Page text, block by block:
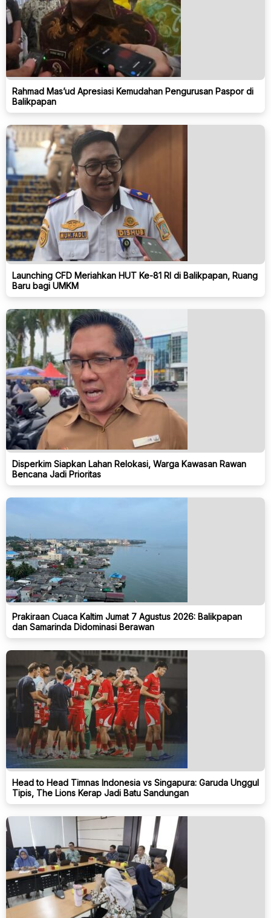
Rahmad Mas’ud Apresiasi Kemudahan Pengurusan Paspor di
Balikpapan
Launching CFD Meriahkan HUT Ke-81 RI di Balikpapan, Ruang
Baru bagi UMKM
Disperkim Siapkan Lahan Relokasi, Warga Kawasan Rawan
Bencana Jadi Prioritas
Prakiraan Cuaca Kaltim Jumat 7 Agustus 2026: Balikpapan
dan Samarinda Didominasi Berawan
Head to Head Timnas Indonesia vs Singapura: Garuda Unggul
Tipis, The Lions Kerap Jadi Batu Sandungan